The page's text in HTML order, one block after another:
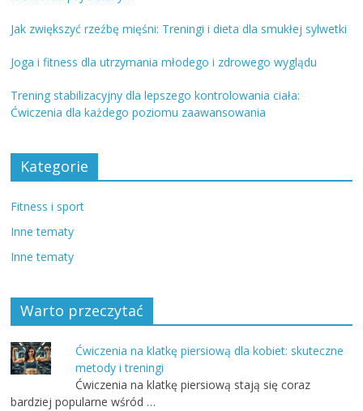
Jak zwiększyć rzeźbę mięśni: Treningi i dieta dla smukłej sylwetki
Joga i fitness dla utrzymania młodego i zdrowego wyglądu
Trening stabilizacyjny dla lepszego kontrolowania ciała:
Ćwiczenia dla każdego poziomu zaawansowania
Kategorie
Fitness i sport
Inne tematy
Inne tematy
Warto przeczytać
Ćwiczenia na klatkę piersiową dla kobiet: skuteczne
metody i treningi
Ćwiczenia na klatkę piersiową stają się coraz
bardziej popularne wśród …